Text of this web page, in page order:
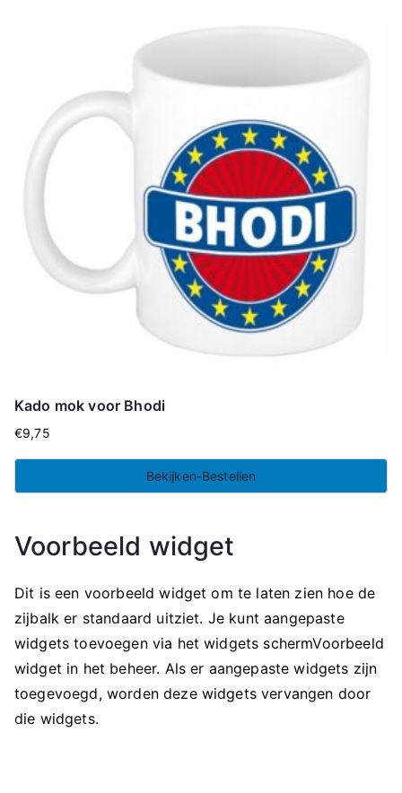
Kado mok voor Bhodi
€9,75
Bekijken-Bestellen
Voorbeeld widget
Dit is een voorbeeld widget om te laten zien hoe de
zijbalk er standaard uitziet. Je kunt aangepaste
widgets toevoegen via het widgets schermVoorbeeld
widget in het beheer. Als er aangepaste widgets zijn
toegevoegd, worden deze widgets vervangen door
die widgets.